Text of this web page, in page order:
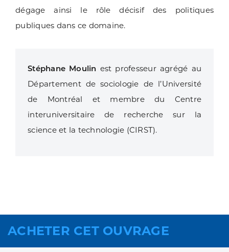
dégage ainsi le rôle décisif des politiques
publiques dans ce domaine.
Stéphane Moulin est professeur agrégé au
Département de sociologie de l’Université
de Montréal et membre du Centre
interuniversitaire de recherche sur la
science et la technologie (CIRST).
ACHETER CET OUVRAGE